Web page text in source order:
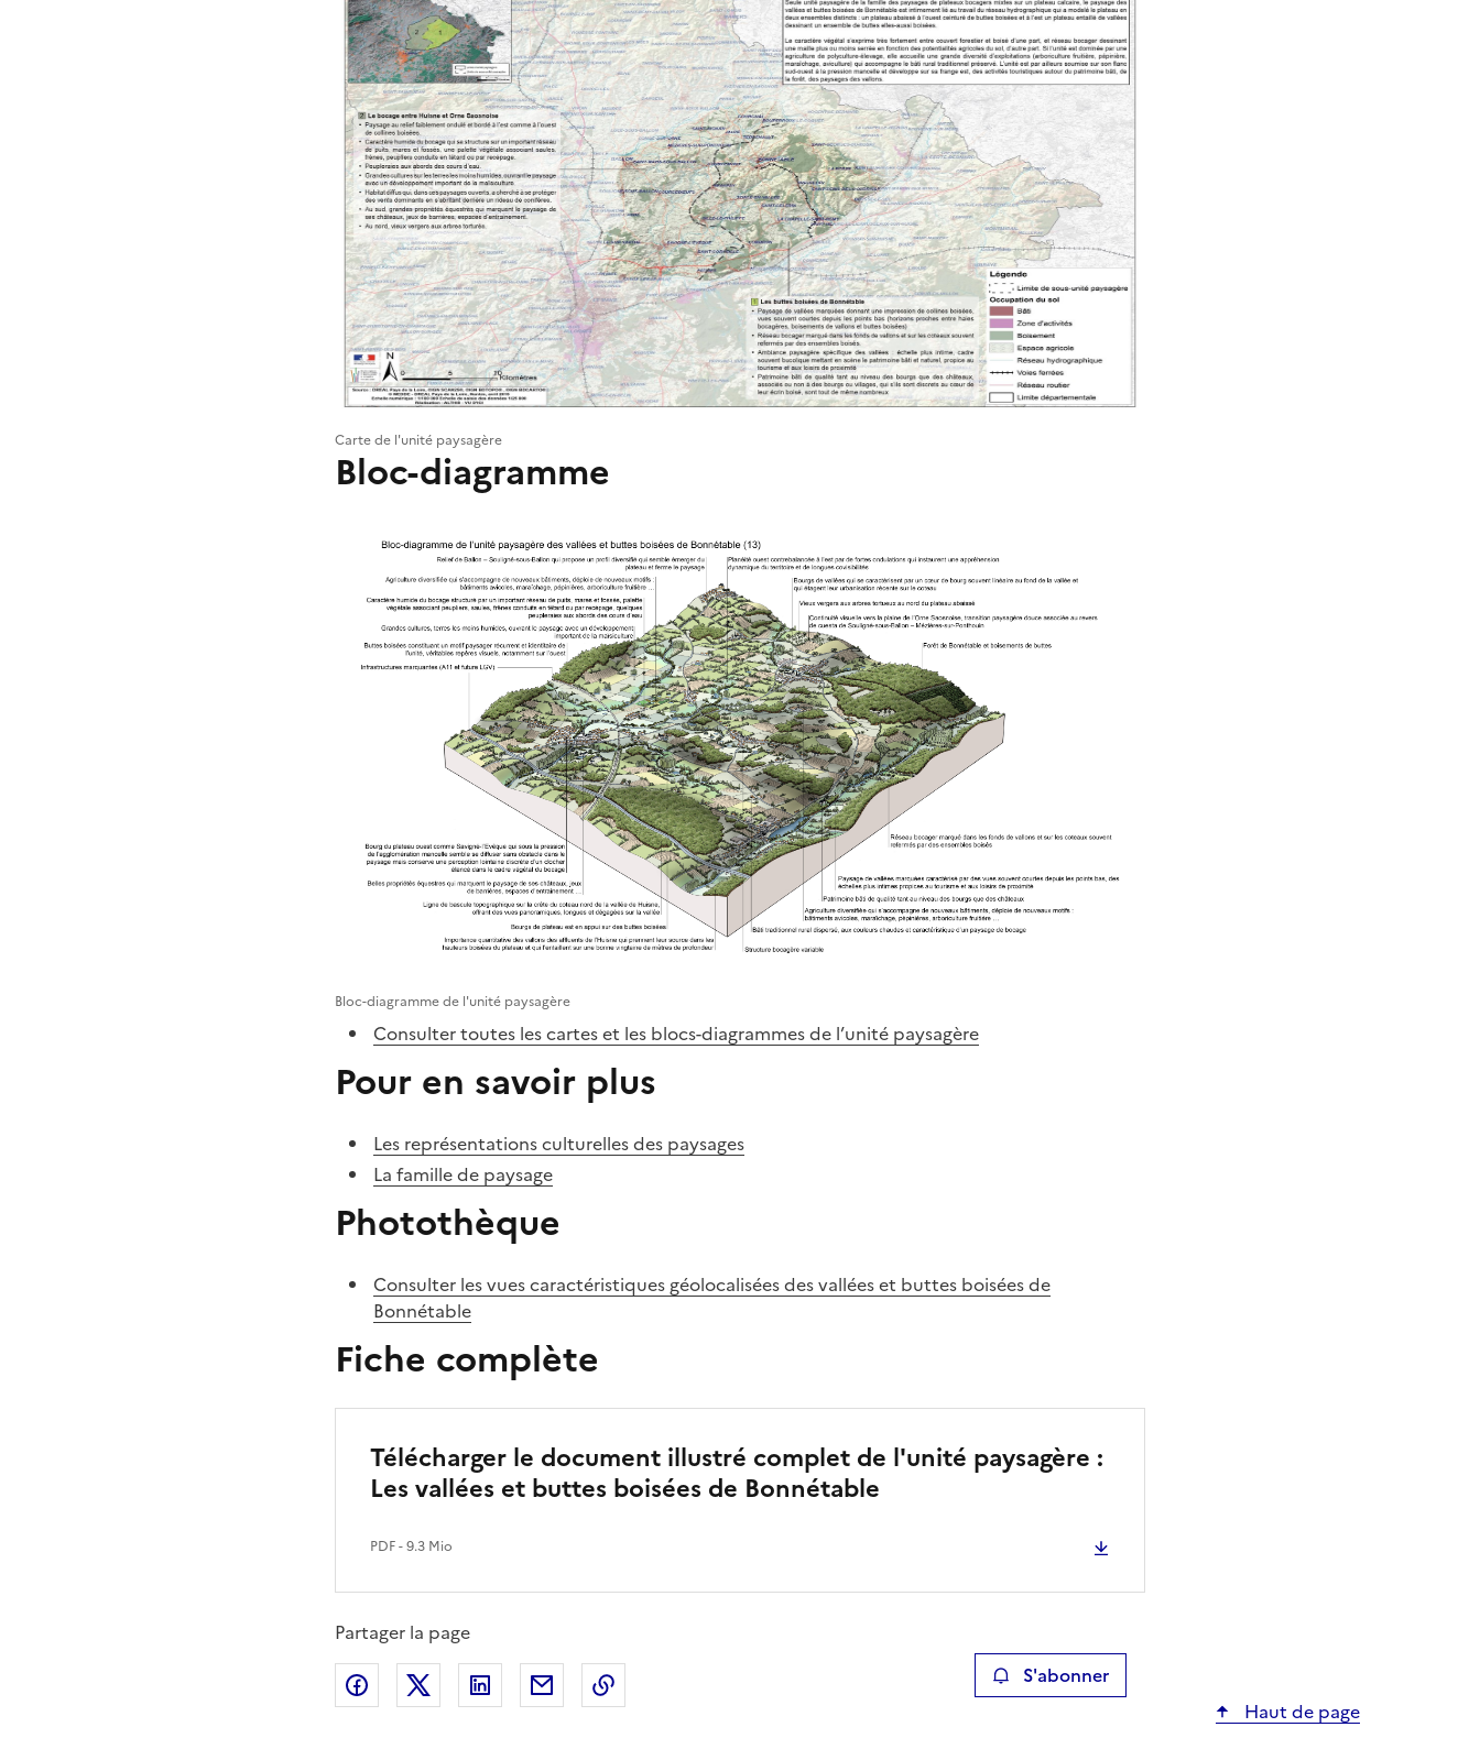
Carte de l'unité paysagère
Bloc-diagramme
Bloc-diagramme de l'unité paysagère
Consulter toutes les cartes et les blocs-diagrammes de l’unité paysagère
Pour en savoir plus
Les représentations culturelles des paysages
La famille de paysage
Photothèque
Consulter les vues caractéristiques géolocalisées des vallées et buttes boisées de
Bonnétable
Fiche complète
Télécharger le document illustré complet de l'unité paysagère :
Les vallées et buttes boisées de Bonnétable
PDF- 9.3 Mio
Partager la page
Partager sur Facebook
Partager sur XPartager sur LinkedIn
Partager par emailCopier le lien de la page dans le presse-papier S'abonner
Haut de page